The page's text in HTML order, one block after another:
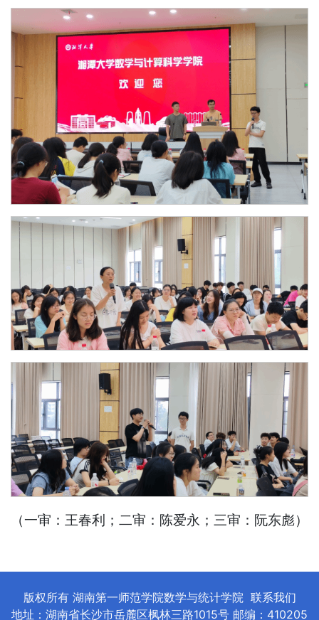
（一审：王春利；二审：陈爱永；三审：阮东彪）
版权所有 湖南第一师范学院数学与统计学院 联系我们
地址：湖南省长沙市岳麓区枫林三路1015号 邮编：410205